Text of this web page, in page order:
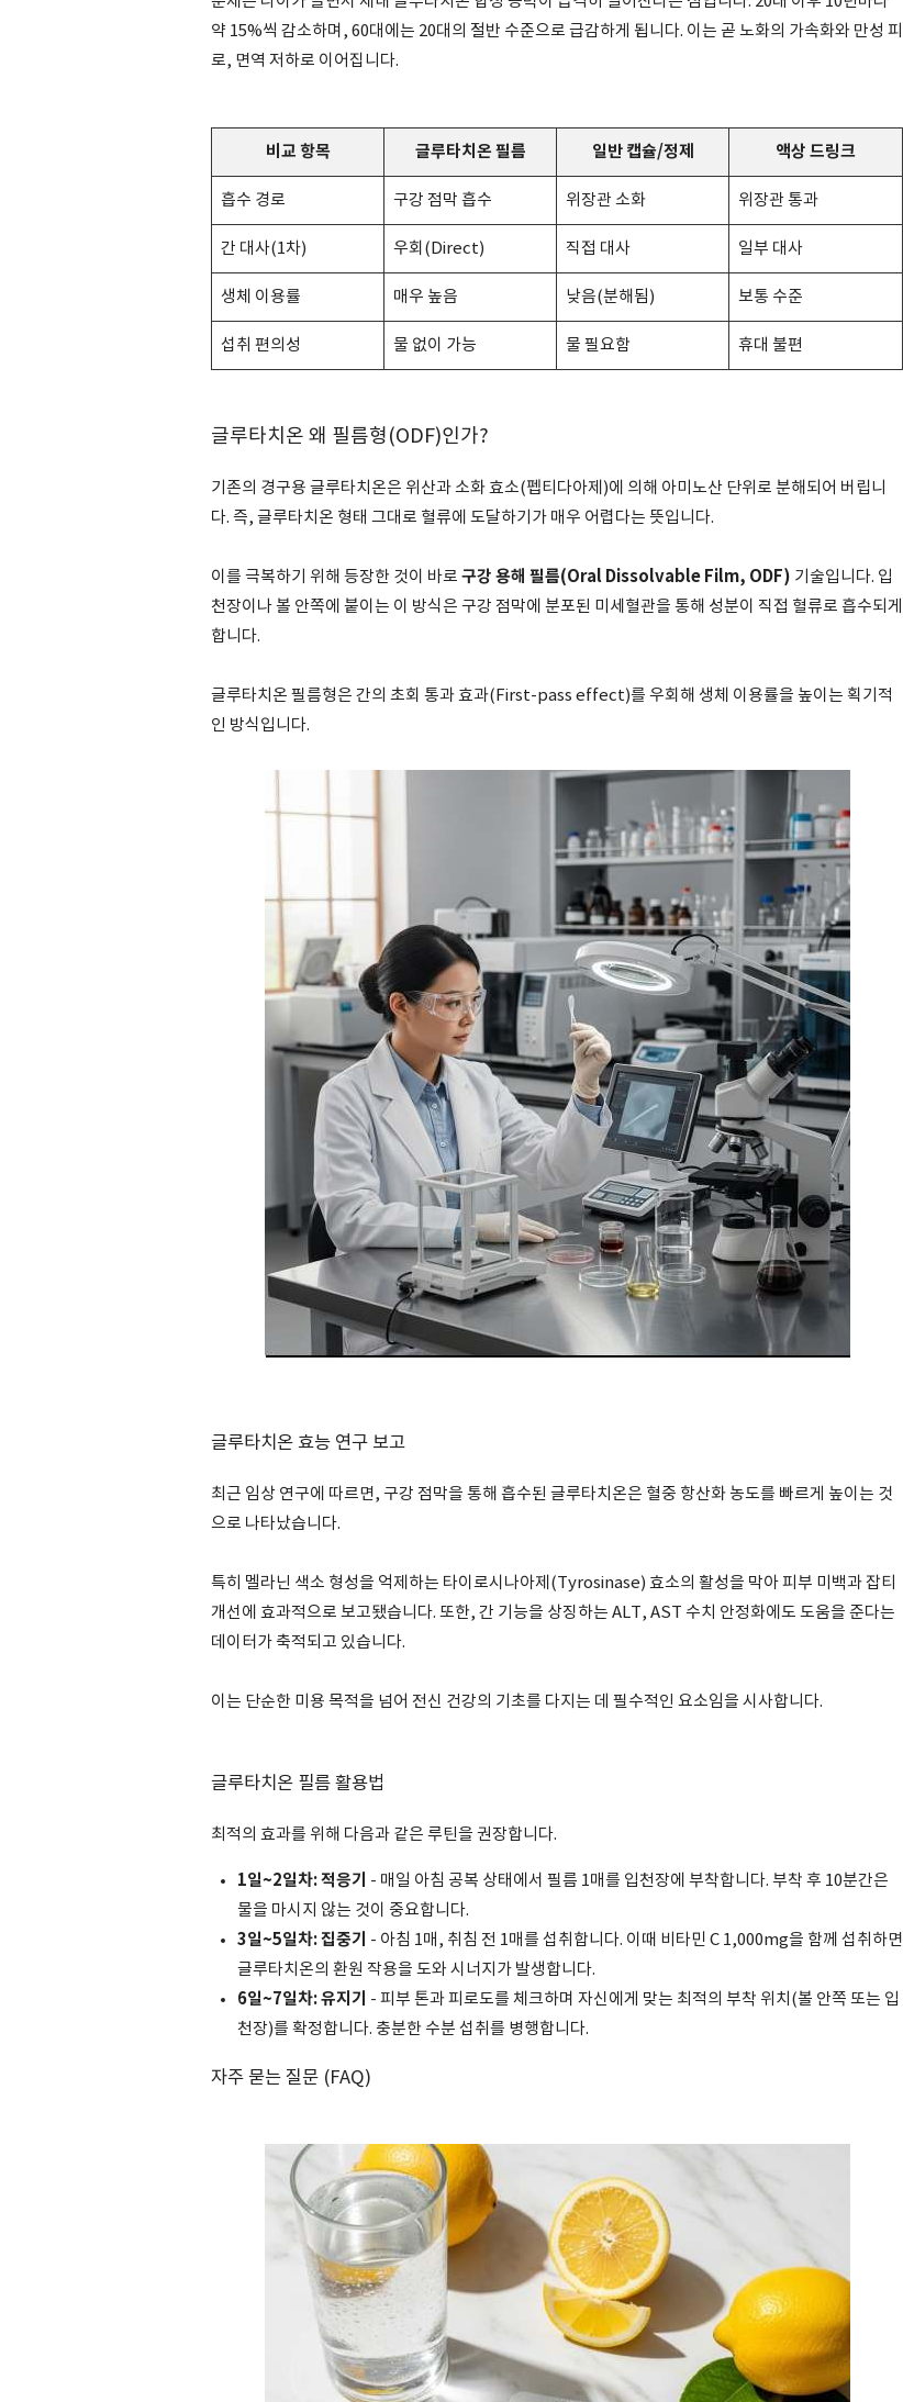
약 15%씩 감소하며, 60대에는 20대의 절반 수준으로 급감하게 됩니다. 이는 곧 노화의 가속화와 만성 피
로, 면역 저하로 이어집니다.
비교 항목 글루타치온 필름 일반 캡슐/정제 액상 드링크
흡수 경로 구강 점막 흡수 위장관 소화 위장관 통과
간 대사(1차) 우회(Direct) 직접 대사 일부 대사
생체 이용률 매우 높음 낮음(분해됨) 보통 수준
섭취 편의성 물 없이 가능 물 필요함 휴대 불편
글루타치온 왜 필름형(ODF)인가?
기존의 경구용 글루타치온은 위산과 소화 효소(펩티다아제)에 의해 아미노산 단위로 분해되어 버립니
다. 즉, 글루타치온 형태 그대로 혈류에 도달하기가 매우 어렵다는 뜻입니다.
이를 극복하기 위해 등장한 것이 바로 구강 용해 필름(Oral Dissolvable Film, ODF) 기술입니다. 입
천장이나 볼 안쪽에 붙이는 이 방식은 구강 점막에 분포된 미세혈관을 통해 성분이 직접 혈류로 흡수되게
합니다.
글루타치온 필름형은 간의 초회 통과 효과(First-pass effect)를 우회해 생체 이용률을 높이는 획기적
인 방식입니다.
글루타치온 효능 연구 보고
최근 임상 연구에 따르면, 구강 점막을 통해 흡수된 글루타치온은 혈중 항산화 농도를 빠르게 높이는 것
으로 나타났습니다.
특히 멜라닌 색소 형성을 억제하는 타이로시나아제(Tyrosinase) 효소의 활성을 막아 피부 미백과 잡티
개선에 효과적으로 보고됐습니다. 또한, 간 기능을 상징하는 ALT, AST 수치 안정화에도 도움을 준다는
데이터가 축적되고 있습니다.
이는 단순한 미용 목적을 넘어 전신 건강의 기초를 다지는 데 필수적인 요소임을 시사합니다.
글루타치온 필름 활용법
최적의 효과를 위해 다음과 같은 루틴을 권장합니다.
1일~2일차: 적응기 - 매일 아침 공복 상태에서 필름 1매를 입천장에 부착합니다. 부착 후 10분간은
물을 마시지 않는 것이 중요합니다.
3일~5일차: 집중기 - 아침 1매, 취침 전 1매를 섭취합니다. 이때 비타민 C 1,000mg을 함께 섭취하면
글루타치온의 환원 작용을 도와 시너지가 발생합니다.
6일~7일차: 유지기 - 피부 톤과 피로도를 체크하며 자신에게 맞는 최적의 부착 위치(볼 안쪽 또는 입
천장)를 확정합니다. 충분한 수분 섭취를 병행합니다.
자주 묻는 질문 (FAQ)